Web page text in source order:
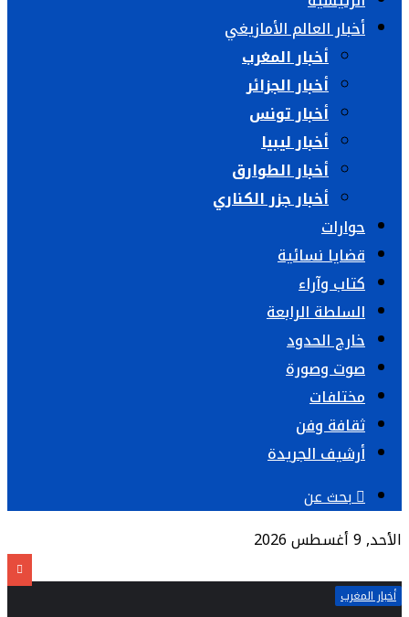
أخبار العالم الأمازيغي
أخبار المغرب
أخبار الجزائر
أخبار تونس
أخبار ليبيا
أخبار الطوارق
أخبار جزر الكناري
حوارات
قضايا نسائية
كتاب وآراء
السلطة الرابعة
خارج الحدود
صوت وصورة
مختلفات
ثقافة وفن
أرشيف الجريدة
بحث عن
الأحد, 9 أغسطس 2026
أخبار المغرب